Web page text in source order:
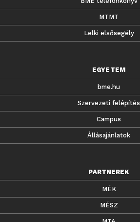
MTMT
Lelki elsősegély
EGYETEM
bme.hu
Szervezeti felépítés
Campus
Állásajánlatok
PARTNEREK
MÉK
MÉSZ